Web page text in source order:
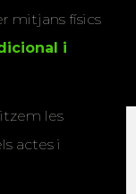
mitjans físics
i
les
actes i